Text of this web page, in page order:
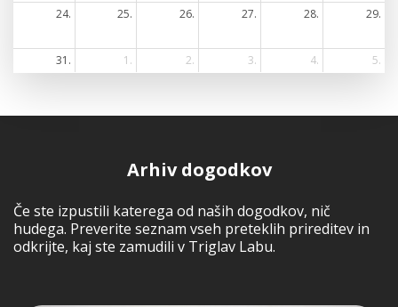
24. 25. 26. 27. 28. 29.
31. 1. 2. 3. 4. 5.
Arhiv dogodkov
Če ste izpustili katerega od naših dogodkov, nič
hudega. Preverite seznam vseh preteklih prireditev in
odkrijte, kaj ste zamudili v Triglav Labu.